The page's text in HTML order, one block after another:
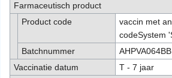
Farmaceutisch product
Product code
vaccin met
codeSystem '
Batchnummer
AHPVA064BB
Vaccinatie datum
T - 7 jaar